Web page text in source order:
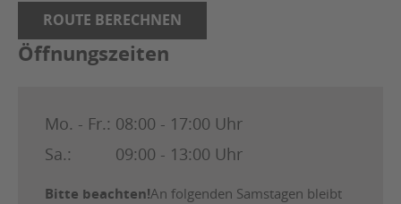
ROUTE BERECHNEN
Öffnungszeiten
Mo. - Fr.: 08:00 - 17:00 Uhr
Sa.:
09:00 - 13:00 Uhr
Bitte beachten!An folgenden Samstagen bleibt